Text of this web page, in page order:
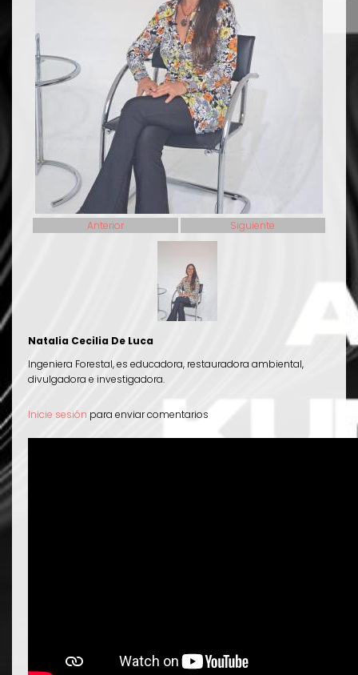
Anterior Siguiente
Natalia Cecilia De Luca
Ingeniera Forestal, es educadora, restauradora ambiental,
divulgadora e investigadora.
Inicie sesión para enviar comentarios